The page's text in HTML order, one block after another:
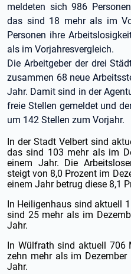
meldeten sich 986
das sind 18 mehr als im
Personen ihre
als im Vorjahresvergleich.
Die Arbeitgeber der drei
zusammen 68 neue
Jahr. Damit sind in der
freie Stellen gemeldet und
um 142 Stellen zum Vorjahr.
In der Stadt Velbert sind
das sind 103 mehr als im
einem Jahr. Die
steigt von 8,0 Prozent im
einem Jahr betrug diese 8,1
In Heiligenhaus sind aktuell
sind 25 mehr als im
Jahr.
In Wülfrath sind aktuell 706
zehn mehr als im
Jahr.